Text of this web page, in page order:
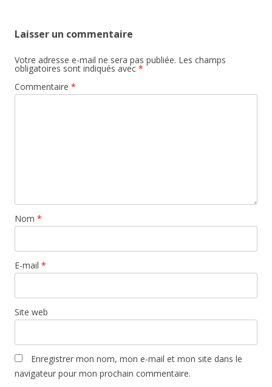
Laisser un commentaire
Votre adresse e-mail ne sera pas publiée. Les champs
obligatoires sont indiqués avec *
Commentaire *
Nom *
E-mail *
Site web
Enregistrer mon nom, mon e-mail et mon site dans le
navigateur pour mon prochain commentaire.